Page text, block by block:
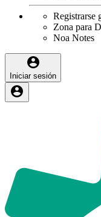
Registrarse
Zona para
Noa Notes
Iniciar sesión